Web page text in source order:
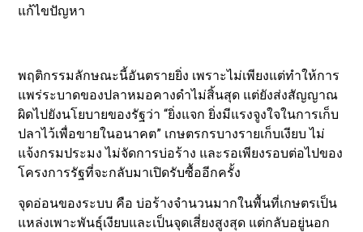
แก้ไขปัญหา
พฤติกรรมลักษณะนี้อันตรายยิ่ง เพราะไม่เพียงแต่ทำให้การ
แพร่ระบาดของปลาหมอคางดำไม่สิ้นสุด แต่ยังส่งสัญญาณ
ผิดไปยังนโยบายของรัฐว่า “ยิ่งแจก ยิ่งมีแรงจูงใจในการเก็บ
ปลาไว้เพื่อขายในอนาคต” เกษตรกรบางรายเก็บเงียบ ไม่
แจ้งกรมประมง ไม่จัดการบ่อร้าง และรอเพียงรอบต่อไปของ
โครงการรัฐที่จะกลับมาเปิดรับซื้ออีกครั้ง
จุดอ่อนของระบบ คือ บ่อร้างจำนวนมากในพื้นที่เกษตรเป็น
แหล่งเพาะพันธุ์เงียบและเป็นจุดเสี่ยงสูงสุด แต่กลับอยู่นอก